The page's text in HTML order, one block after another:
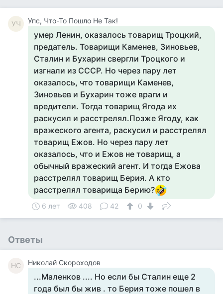
УЧ Упс, Что-То Пошло Не Так!
умер Ленин, оказалось товарищ Троцкий,
предатель. Товарищи Каменев, Зиновьев,
Сталин и Бухарин свергли Троцкого и
изгнали из СССР. Но через пару лет
оказалось, что товарищи Каменев,
Зиновьев и Бухарин тоже враги и
вредители. Тогда товарищ Ягода их
раскусил и расстрелял.Позже Ягоду, как
вражеского агента, раскусил и расстрелял
товарищ Ежов. Но через пару лет
оказалось, что и Ежов не товарищ, а
обычный вражеский агент. И тогда Ежова
расстрелял товарищ Берия. А кто
расстрелял товарища Берию?
6 лет 408 42 0
Ответы
НС Николай Скороходов
...Маленков .... Но если бы Сталин еще 2
года был бы жив . то Берия тоже пошел в